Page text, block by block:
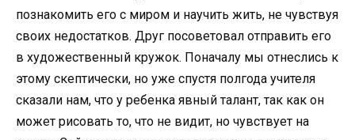
познакомить его с миром и научить жить, не чувствуя
своих недостатков. Друг посоветовал отправить его
в художественный кружок. Поначалу мы отнеслись к
этому скептически, но уже спустя полгода учителя
сказали нам, что у ребенка явный талант, так как он
может рисовать то, что не видит, но чувствует на